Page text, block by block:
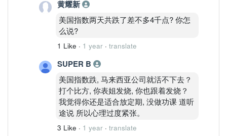
黄耀新
美国指数两天共跌了差不多4千点? 你怎
么说?
1 Like · 1 year · translate
SUPER B
美国指数跌, 马来西亚公司就活不下去？
打个比方, 你表姐发烧, 你也跟着发烧？
我觉得你还是适合放定期, 没做功课 道听
途说 所以心理过度紧张。
3 Like · 1 year · translate